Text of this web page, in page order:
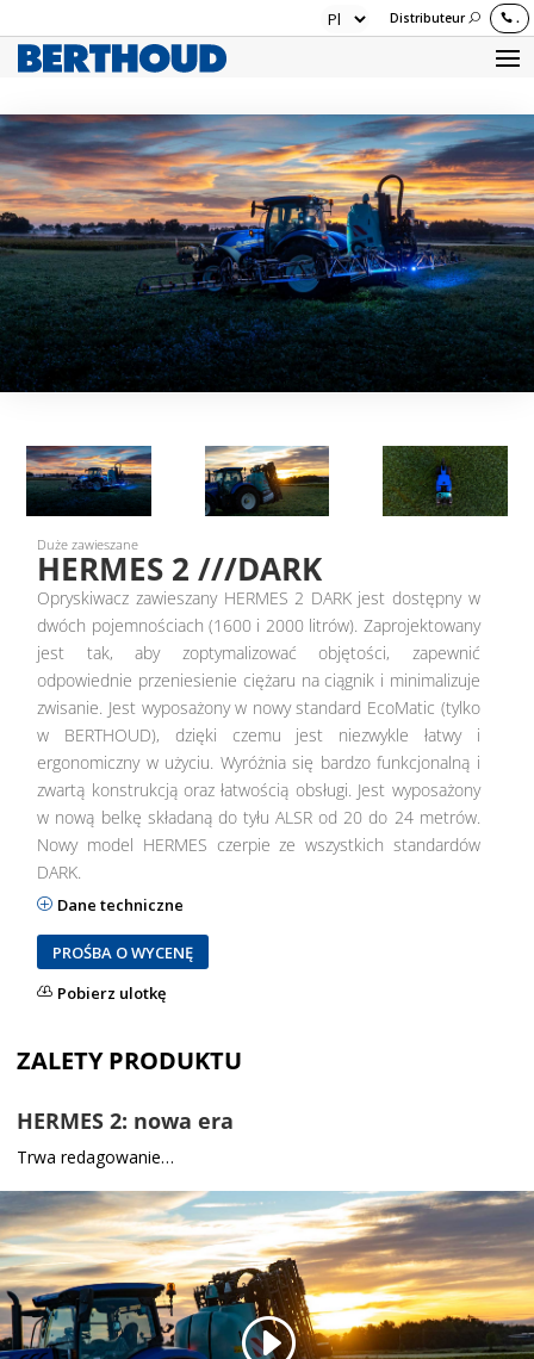
Distributeur .
Duże zawieszane
HERMES 2 ///DARK
Opryskiwacz zawieszany HERMES 2 DARK jest dostępny w
dwóch pojemnościach (1600 i 2000 litrów). Zaprojektowany
jest tak, aby zoptymalizować objętości, zapewnić
odpowiednie przeniesienie ciężaru na ciągnik i minimalizuje
zwisanie. Jest wyposażony w nowy standard EcoMatic (tylko
w BERTHOUD), dzięki czemu jest niezwykle łatwy i
ergonomiczny w użyciu. Wyróżnia się bardzo funkcjonalną i
zwartą konstrukcją oraz łatwością obsługi. Jest wyposażony
w nową belkę składaną do tyłu ALSR od 20 do 24 metrów.
Nowy model HERMES czerpie ze wszystkich standardów
DARK.
Dane techniczne
PROŚBA O WYCENĘ
Pobierz ulotkę
ZALETY PRODUKTU
HERMES 2: nowa era
Trwa redagowanie…